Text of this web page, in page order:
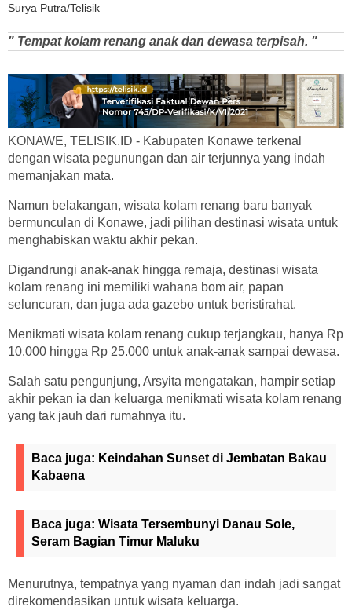
Surya Putra/Telisik
" Tempat kolam renang anak dan dewasa terpisah. "
KONAWE, TELISIK.ID - Kabupaten Konawe terkenal
dengan wisata pegunungan dan air terjunnya yang indah
memanjakan mata.
Namun belakangan, wisata kolam renang baru banyak
bermunculan di Konawe, jadi pilihan destinasi wisata untuk
menghabiskan waktu akhir pekan.
Digandrungi anak-anak hingga remaja, destinasi wisata
kolam renang ini memiliki wahana bom air, papan
seluncuran, dan juga ada gazebo untuk beristirahat.
Menikmati wisata kolam renang cukup terjangkau, hanya Rp
10.000 hingga Rp 25.000 untuk anak-anak sampai dewasa.
Salah satu pengunjung, Arsyita mengatakan, hampir setiap
akhir pekan ia dan keluarga menikmati wisata kolam renang
yang tak jauh dari rumahnya itu.
Baca juga: Keindahan Sunset di Jembatan Bakau
Kabaena
Baca juga: Wisata Tersembunyi Danau Sole,
Seram Bagian Timur Maluku
Menurutnya, tempatnya yang nyaman dan indah jadi sangat
direkomendasikan untuk wisata keluarga.